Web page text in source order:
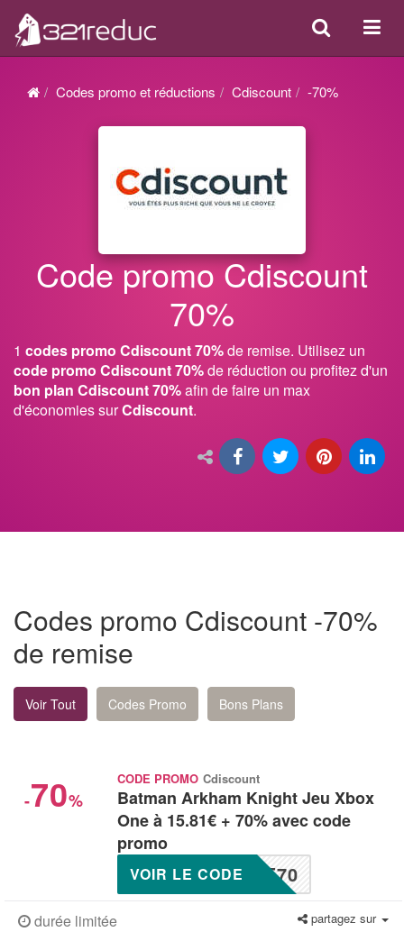
ou
Search
Codes promo et réductions Cdiscount -70%
Code promo Cdiscount
70%
1 codes promo Cdiscount 70%de remise. Utilisez un
code promo Cdiscount 70%de réduction ou profitez d'un
bon plan Cdiscount 70%afin de faire un max
d'économies surCdiscount.
Codes promo Cdiscount -70%
de remise
Voir Tout Codes Promo Bons Plans
-70%
CODE PROMO Cdiscount
Batman Arkham Knight Jeu Xbox
One à 15.81€ + 70% avec code
promo
E70
VOIR LE CODE
durée limitée partagez sur